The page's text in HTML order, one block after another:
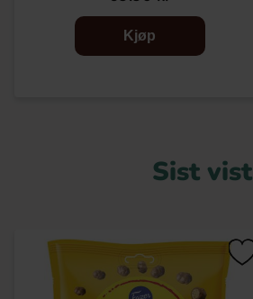
Kjøp
Sist vist